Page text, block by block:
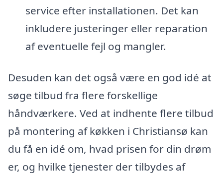
service efter installationen. Det kan
inkludere justeringer eller reparation
af eventuelle fejl og mangler.
Desuden kan det også være en god idé at
søge tilbud fra flere forskellige
håndværkere. Ved at indhente flere tilbud
på montering af køkken i Christiansø kan
du få en idé om, hvad prisen for din drøm
er, og hvilke tjenester der tilbydes af